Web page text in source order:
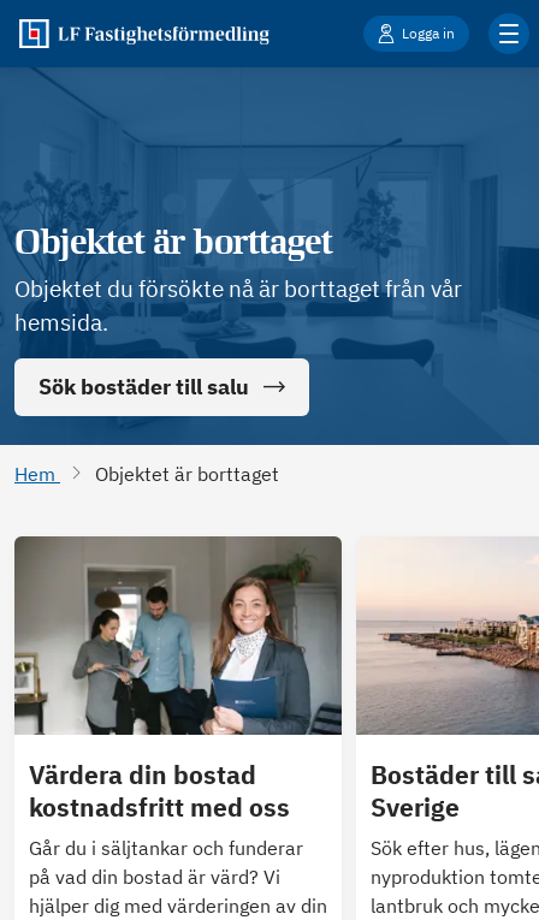
Logga in
Objektet är borttaget
Objektet du försökte nå är borttaget från vår
hemsida.
Sök bostäder till salu
Hem Objektet är borttaget
Värdera din bostad
kostnadsfritt med oss
Går du i säljtankar och funderar
på vad din bostad är värd? Vi
hjälper dig med värderingen av din
Bostäder till
Sverige
Sök efter hus,
nyproduktion
lantbruk och